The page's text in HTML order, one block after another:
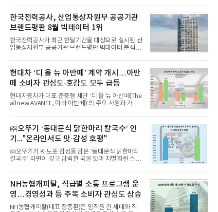
일 한국기업평판연구소(소장 구창환)는 국내 교육서
비스 상장기업 브랜드를 대상으로 지난 7월 7일부터
8월 7일까지 수집된 소비자 빅데이터 10,074,233건
을 분석한 결과, 메가스터디교육이 브랜드평판지수
1,710,926을 기록하며 8월 1위에 올랐다고 밝혔다.
분석에 활용된 빅데이터는 지난 7월(9,491,206건) 대
비 6.14% 증가한 수치로, 교육서비스 상장기업 브랜
디교육, 대교, 디지
한국전력공사, 산업통상자원부 공공기관
브랜드평판 8월 빅데이터 1위
한국전력공사가 최근 한달기간을 대상으로 실시된 산
업통상자원부 공공기관 브랜드평판 빅데이터 분석에
이 순으로 뒤를 이었다.7일 한국기업평판연구소(소장
구창환)는 산업통상자원부 공공기관 41개 브랜드를
대상으로 지난 7월 7일부터 8월 7일까지 수집된 소비
자 빅데이터 91,102,549건을 분석한 결과, 한국전력
공사가 브랜드평판지수 10,670,633을 기록하며 8월
1위에 올랐다고 밝혔다. 분석에 활용된 빅데이터는 지
난 7월(88,893,823건) 대비 2.48% 증가한 수치다.연
수력원자력, 한국석
현대차 ‘디 올 뉴 아반떼’ 계약 개시…아반
떼 소비자 관심도·호감도 모두 급등
현대자동차가 대표 준중형 세단 ‘디 올 뉴 아반떼(The
all new AVANTE, 이하 아반떼)’의 주요 사양과 가격
떼는 6년 만에 선보이는 8세대 완전변경 모델로, ▲정
교한 선과 면을 중심으로 완성한 파격적인 디자인 ▲
과거 중형 세단 수준으로 확대된 차체 제원 ▲글로벌
최고 수준의 안전성 ▲성능과 효율을 동시에 높인 주
행 완성도 ▲첨단 편의 및 디지털 사양 적용 등을 통해
글로벌 준중형 세단의 새로운 기준을 세웠다.아반떼
는 가솔린 2.0과 1.6 하이브리드 두 가지 파워트레인
넘
㈜오뚜기 ‘동대문식 닭한마리 칼국수’ 인
기..."온라인서도 맛·감성 호평"
㈜오뚜기가 K-노포 감성을 담은 ‘동대문식 닭한마리
칼국수’ 라면이 깊고 담백한 국물 맛과 차별화된 스토
혔다.‘동대문식 닭한마리 칼국수’는 예상을 뛰어넘는
소비자 호응에 힘입어 지난 7월 13일 첫 선을 보인 지
단 18일 만에 누적 판매량 50만 개를 돌파하는 성과를
거두었다.이번 신제품은 개발진이 전국의 닭한마리
전문점을 직접 찾아 다니며 최적의 육수 비율을 완성
했다. 자극적이지 않으면서도 깊은 닭육수에 마늘의
NH농협캐피탈, 직급별 소통 프로그램 운
영…경영성과 등 주목 소비자 관심도 상승
NH농협캐피탈(대표 장종환)은 임직원 간 세대와 직